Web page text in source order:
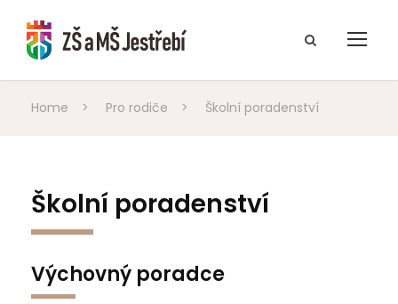
Home > Pro rodiče > Školní poradenství
Školní poradenství
Výchovný poradce